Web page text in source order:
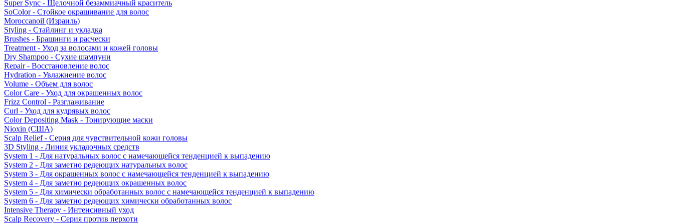
Super Sync - Щелочной безаммиачный краситель
SoColor - Стойкое окрашивание для волос
Moroccanoil (Израиль)
Styling - Стайлинг и укладка
Brushes - Брашинги и расчески
Treatment - Уход за волосами и кожей головы
Dry Shampoo - Сухие шампуни
Repair - Восстановление волос
Hydration - Увлажнение волос
Volume - Объем для волос
Color Care - Уход для окрашенных волос
Frizz Control - Разглаживание
Curl - Уход для кудрявых волос
Color Depositing Mask - Тонирующие маски
Nioxin (США)
Scalp Relief - Серия для чувствительной кожи головы
3D Styling - Линия укладочных средств
System 1 - Для натуральных волос с намечающейся тенденцией к выпадению
System 2 - Для заметно редеющих натуральных волос
System 3 - Для окрашенных волос с намечающейся тенденцией к выпадению
System 4 - Для заметно редеющих окрашенных волос
System 5 - Для химически обработанных волос с намечающейся тенденцией к выпадению
System 6 - Для заметно редеющих химически обработанных волос
Intensive Therapy - Интенсивный уход
Scalp Recovery - Серия против перхоти